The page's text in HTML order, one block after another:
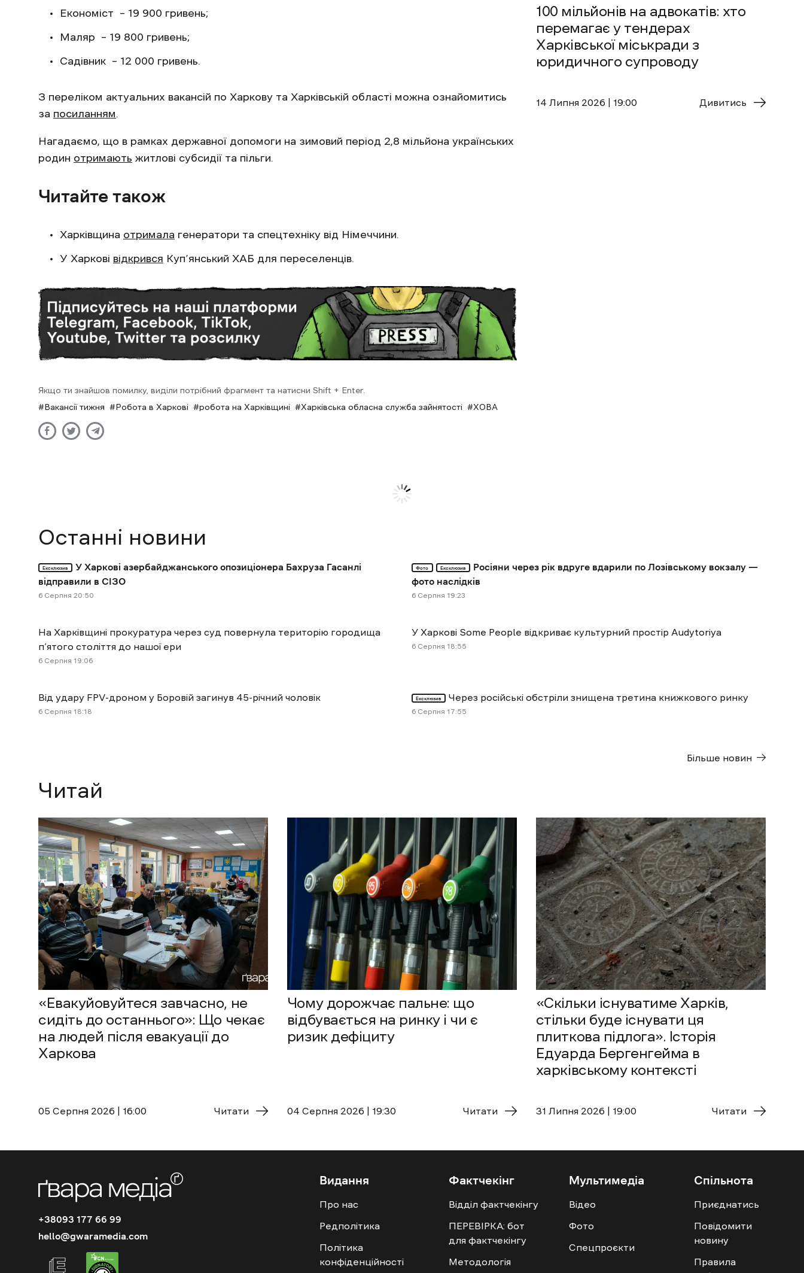
Економіст – 19 900 гривень;
Маляр – 19 800 гривень;
Садівник – 12 000 гривень.
З переліком актуальних вакансій по Харкову та Харківській області можна ознайомитись
за посиланням.
Нагадаємо, що в рамках державної допомоги на зимовий період 2,8 мільйона українських
родин отримають житлові субсидії та пільги.
Читайте також
Харківщина отримала генератори та спецтехніку від Німеччини.
У Харкові відкрився Куп’янський ХАБ для переселенців.
Якщо ти знайшов помилку, виділи потрібний фрагмент та натисни Shift + Enter.
Вакансії тижня
Робота в Харкові робота на Харківщині Харківська обласна служба зайнятості ХОВА
100 мільйонів на адвокатів: хто
перемагає у тендерах
Харківської міськради з
юридичного супроводу
14 Липня 2026 | 19:00 Дивитись
Останні новини
Ексклюзив
У Харкові азербайджанського опозиціонера Бахруза Гасанлі
відправили в СІЗО
6 Cерпня 20:50
Фото Ексклюзив
Росіяни через рік вдруге вдарили по Лозівському вокзалу —
фото наслідків
6 Cерпня 19:23
На Харківщині прокуратура через суд повернула територію городища
п’ятого століття до нашої ери
6 Cерпня 19:06
У Харкові Some People відкриває культурний простір Audytoriya
6 Cерпня 18:55
Від удару FPV-дроном у Боровій загинув 45-річний чоловік
6 Cерпня 18:18
Ексклюзив Через російські обстріли знищена третина книжкового ринку
6 Cерпня 17:55
Більше новин
Читай
«Евакуйовуйтеся завчасно, не
сидіть до останнього»: Що чекає
на людей після евакуації до
Харкова
05 Cерпня 2026 | 16:00 Читати
Чому дорожчає пальне: що
відбувається на ринку і чи є
ризик дефіциту
04 Cерпня 2026 | 19:30 Читати
«Скільки існуватиме Харків,
стільки буде існувати ця
плиткова підлога». Історія
Едуарда Бергенгейма в
харківському контексті
31 Липня 2026 | 19:00 Читати
+38093 177 66 99
hello@gwaramedia.com
Видання
Про нас
Редполітика
Політика
конфіденційності
Фактчекінг
Відділ фактчекінгу
ПЕРЕВІРКА: бот
для фактчекінгу
Методологія
Мультимедіа
Відео
Фото
Спецпроєкти
Спільнота
Приєднатись
Повідомити
новину
Правила